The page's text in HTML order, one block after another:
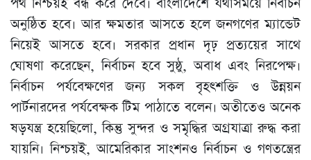
পথ নিশ্চয়ই বন্ধ করে দেবে। বাংলাদেশে যথাসময়ে নির্বাচন
অনুষ্ঠিত হবে। আর ক্ষমতার আসতে হলে জনগণের ম্যান্ডেট
নিয়েই আসতে হবে। সরকার প্রধান দৃঢ় প্রত্যয়ের সাথে
ঘোষণা করেছেন, নির্বাচন হবে সুষ্ঠু, অবাধ এবং নিরপেক্ষ।
নির্বাচন পর্যবেক্ষণের জন্য সকল বৃহৎশক্তি ও উন্নয়ন
পার্টনারদের পর্যবেক্ষক টিম পাঠাতে বলেন। অতীতেও অনেক
ষড়যন্ত্র হয়েছিলো, কিন্তু সুন্দর ও সমৃদ্ধির অগ্রযাত্রা রুদ্ধ করা
যায়নি। নিশ্চয়ই, আমেরিকার সাংশনও নির্বাচন ও গণতন্ত্রের